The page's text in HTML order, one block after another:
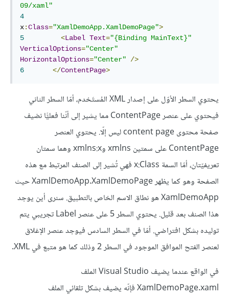
09/xaml"
4
x:Class="XamlDemoApp.XamlDemoPage">
5
<Label Text="{Binding MainText}"
VerticalOptions="Center"
HorizontalOptions="Center"
/>
6
</ContentPage>
يحتوي السطر الأوّل على إصدار XML المُستَخدم، أمّا السطر الثاني
فيحتوي على عنصر ContentPage مما يشير إلى أنّنا فعليًّا نضيف
صفحة محتوى content page ليس إلّا. يحتوي العنصر
ContentPage على سمتين xmlns وxmlns:x وهما سمتان
تعريفيّتان، أمّا السمة x:Class فهي تُشير إلى الصنف المرتبط مع هذه
الصفحة وهو كما يظهر XamlDemoApp.XamlDemoPage حيث
XamlDemoApp هو نطاق الاسم الخاص بالتطبيق. سنرى أين يوجد
هذا الصنف بعد قليل. يحتوي السطر 5 على عنصر Label تجريبي يتم
توليده بشكل افتراضي. أمّا في السطر السادس فيوجد عنصر الإغلاق
لعنصر الفتح الموافق الموجود في السطر 2 وذلك كما هو متبع في XML.
في الواقع عندما يضيف Visual Studio الملف
XamlDemoPage.xaml فإنّه يضيف بشكل تلقائي الملف